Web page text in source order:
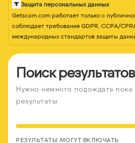
Защита персональных данных
Getscam.com работает только с
соблюдает требования GDPR, CCPA/
международных стандартов защиты
Поиск результатов
Нужно немного подождать
результаты
РЕЗУЛЬТАТЫ МОГУТ ВКЛЮЧАТЬ